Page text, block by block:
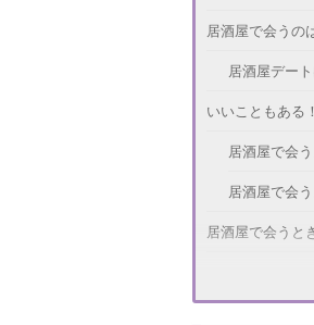
居酒屋で会うの
居酒屋デー
いいこともある
居酒屋で会
居酒屋で会
居酒屋で会うと